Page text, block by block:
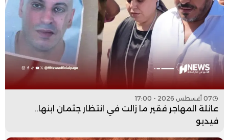
07 أغسطس 2026 - 17:00
عائلة المهاجر فقير ما زالت في انتظار جثمان ابنها..
فيديو